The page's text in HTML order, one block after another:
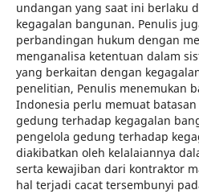
undangan yang saat ini berlaku
kegagalan bangunan. Penulis
perbandingan hukum dengan
menganalisa ketentuan dalam
yang berkaitan dengan
penelitian, Penulis menemukan
Indonesia perlu memuat
gedung terhadap kegagalan
pengelola gedung terhadap
diakibatkan oleh kelalaiannya
serta kewajiban dari kontraktor
hal terjadi cacat tersembunyi